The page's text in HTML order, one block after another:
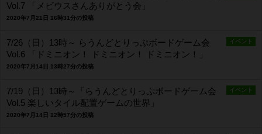
Vol.7 「メビウスさんありがとう会」
2020年7月21日 16時31分の投稿
イベント
7/26（日）13時～ らうんどとりっぷボードゲーム会
Vol.6 「ドミニオン！ ドミニオン！ ドミニオン！」
2020年7月14日 13時27分の投稿
イベント
7/19（日）13時～「らうんどとりっぷボードゲーム会
Vol.5 楽しいタイル配置ゲームの世界」
2020年7月14日 12時57分の投稿